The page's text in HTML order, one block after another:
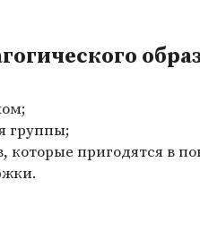
группы;
пригодятся в